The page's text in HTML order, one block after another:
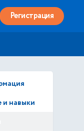
Регистрация
и навыки